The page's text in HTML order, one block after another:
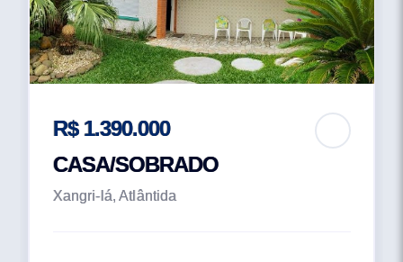
R$ 1.390.000
CASA/SOBRADO
Xangri-lá, Atlântida